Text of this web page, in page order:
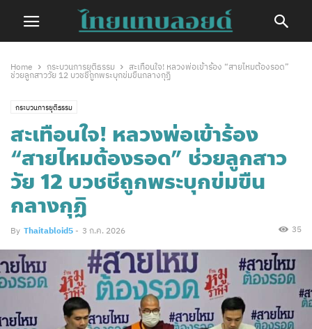
Home กระบวนการยุติธรรม
สะเทือนใจ! หลวงพ่อเข้าร้อง “สายไหมต้องรอด”
ช่วยลูกสาววัย 12 บวชชีถูกพระบุกข่มขืนกลางกุฏิ
กระบวนการยุติธรรม
สะเทือนใจ! หลวงพ่อเข้าร้อง
“สายไหมต้องรอด” ช่วยลูกสาว
วัย 12 บวชชีถูกพระบุกข่มขืน
กลางกุฏิ
By Thaitabloid5 - 3 ก.ค. 2026 35